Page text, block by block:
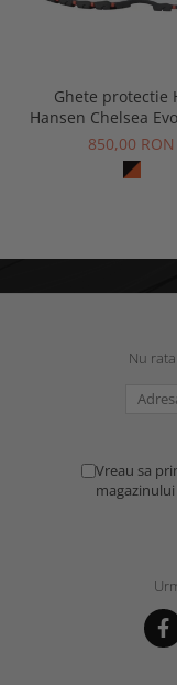
Ghete protectie
Hansen Chelsea
Mid HT Soft Toe,
SRC, ESD
850,00 RON
Nu
Vreau sa